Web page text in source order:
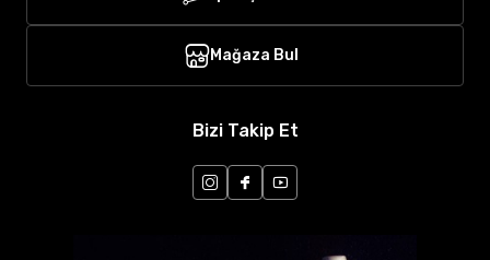
Mağaza Bul
Bizi Takip Et